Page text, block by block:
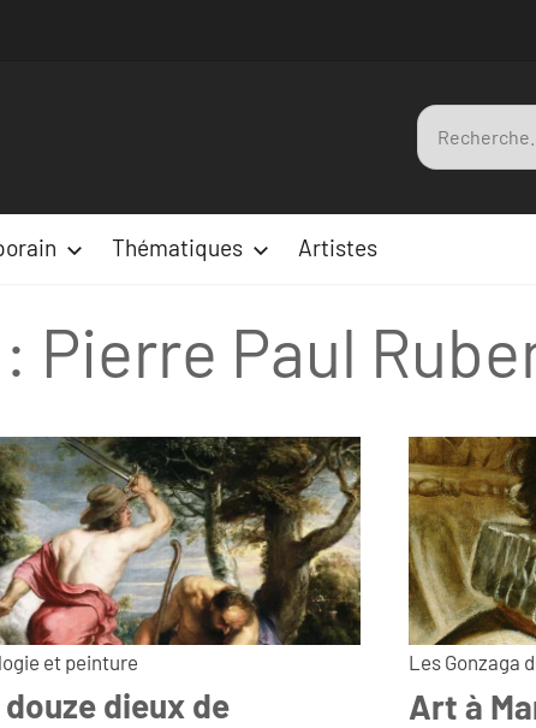
Recherche
pour
Thématiques Artistes
Pierre Paul
et peinture
dieux de
Les Gonzaga
Art à